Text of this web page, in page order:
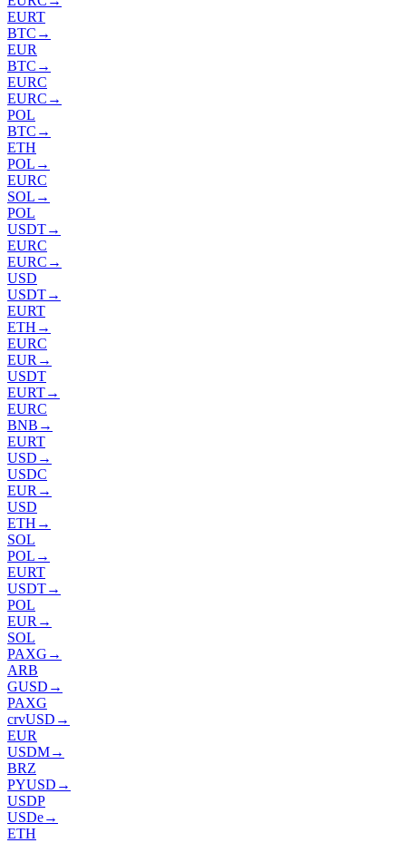
EURT
BTC →
EUR
BTC →
EURC
EURC →
POL
BTC →
ETH
POL →
EURC
SOL →
POL
USDT→
EURC
EURC →
USD
USDT→
EURT
ETH →
EURC
EUR →
USDT
EURT→
EURC
BNB →
EURT
USD →
USDC
EUR →
USD
ETH →
SOL
POL →
EURT
USDT→
POL
EUR →
SOL
PAXG →
ARB
GUSD →
PAXG
crvUSD →
EUR
USDM→
BRZ
PYUSD →
USDP
USDe→
ETH